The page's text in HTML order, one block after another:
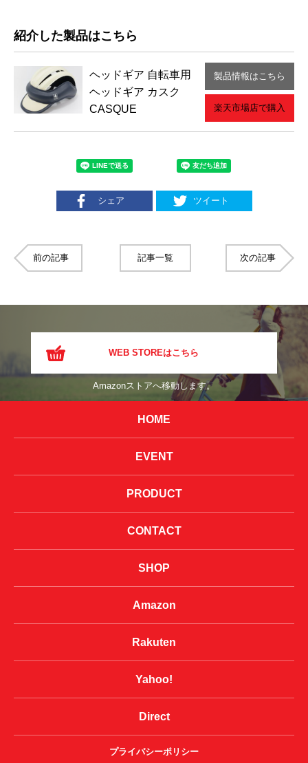
紹介した製品はこちら
ヘッドギア 自転車用
ヘッドギア カスク
CASQUE
製品情報はこちら
楽天市場店で購入
シェア ツイート
前の記事 記事一覧 次の記事
WEB STOREはこちら
Amazonストアへ移動します。
HOME
EVENT
PRODUCT
CONTACT
SHOP
Amazon
Rakuten
Yahoo!
Direct
プライバシーポリシー